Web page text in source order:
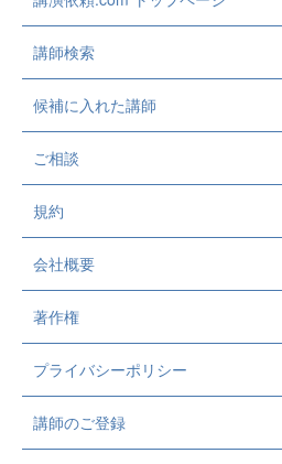
講師検索
候補に入れた講師
ご相談
規約
会社概要
著作権
プライバシーポリシー
講師のご登録